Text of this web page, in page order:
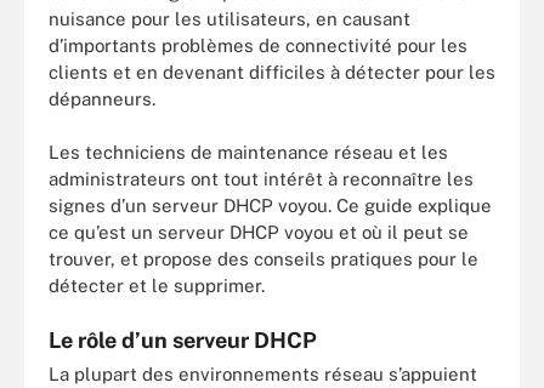
nuisance pour les utilisateurs, en causant
d’importants problèmes de connectivité pour les
clients et en devenant difficiles à détecter pour les
dépanneurs.
Les techniciens de maintenance réseau et les
administrateurs ont tout intérêt à reconnaître les
signes d’un serveur DHCP voyou. Ce guide explique
ce qu’est un serveur DHCP voyou et où il peut se
trouver, et propose des conseils pratiques pour le
détecter et le supprimer.
Le rôle d’un serveur DHCP
La plupart des environnements réseau s’appuient